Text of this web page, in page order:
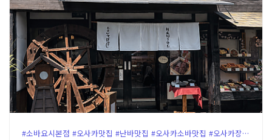
#소바요시본점 #오사카맛집 #난바맛집 #오사카소바맛집 #오사카장어덮밥 #난바장어덮밥 #야스카신사맛집 #난바야스카신사 #오사카로컬맛집 #오사카여행코스 #오사카맛집추천 #난바소바요시